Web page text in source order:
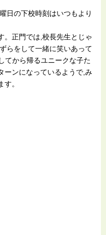
日の下校時刻はいつもより
。正門では,校長先生とじゃ
らをして一緒に笑いあって
てから帰るユニークな子た
ーンになっているようで,み
。